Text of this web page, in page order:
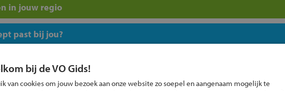
in jouw regio
past bij jou?
bij de VO Gids!
van cookies om jouw bezoek aan onze website zo soepel en aangenaam mogelijk te